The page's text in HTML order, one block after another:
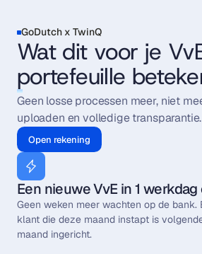
GoDutch x TwinQ
Wat dit voor je
portefeuille
Geen losse processen meer, niet
uploaden en volledige transparantie.
Open rekening
Een nieuwe VvE in 1
Geen weken meer wachten op de bank.
klant die deze maand instapt is
maand ingericht.